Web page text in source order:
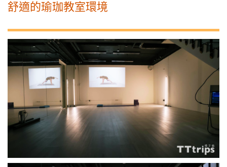
舒適的瑜珈教室環境